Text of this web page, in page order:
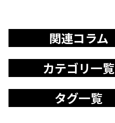
関連コラム
カテゴリ一覧
タグ一覧